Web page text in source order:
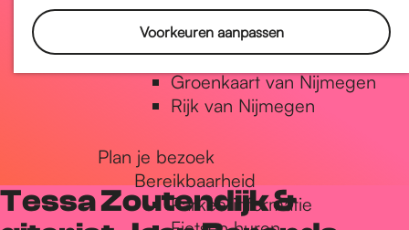
Voorkeuren aanpassen
Vrede van Nijmegen Penning
Natuur in Nijmegen
Groenkaart van Nijmegen
Rijk van Nijmegen
Plan je bezoek
Bereikbaarheid
Parkeerinformatie
Tessa Zoutendijk &